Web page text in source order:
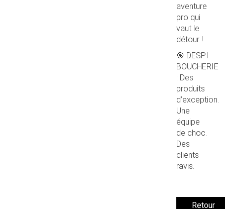
aventure
pro qui
vaut le
détour !
🎯 DESPI
BOUCHERIE
: Des
produits
d’exception.
Une
équipe
de choc.
Des
clients
ravis.